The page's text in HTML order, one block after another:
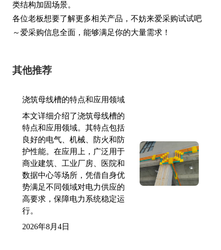
类结构加固场景。
各位老板想要了解更多相关产品，不妨来爱采购试试吧
～爱采购信息全面，能够满足你的大量需求！
其他推荐
浇筑母线槽的特点和应用领域
本文详细介绍了浇筑母线槽的
特点和应用领域。其特点包括
良好的电气、机械、防火和防
护性能。在应用上，广泛用于
商业建筑、工业厂房、医院和
数据中心等场所，凭借自身优
势满足不同领域对电力供应的
高要求，保障电力系统稳定运
行。
2026年8月4日